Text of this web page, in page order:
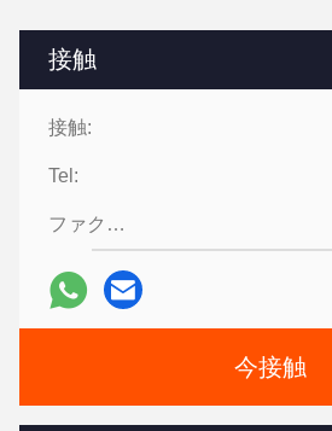
接触
接触:
Tel:
ファクシミリ:
今接触